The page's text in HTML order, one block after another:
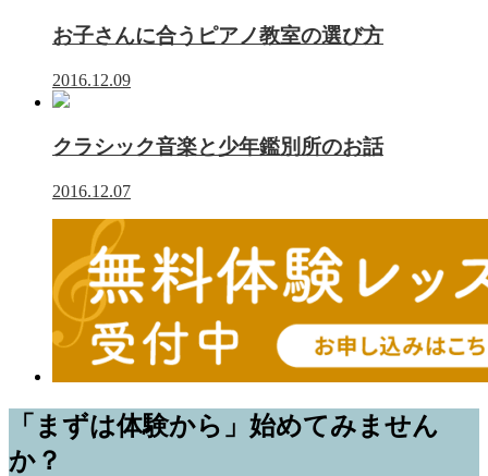
お子さんに合うピアノ教室の選び方
2016.12.09
クラシック音楽と少年鑑別所のお話
2016.12.07
「まずは体験から」始めてみません
か？